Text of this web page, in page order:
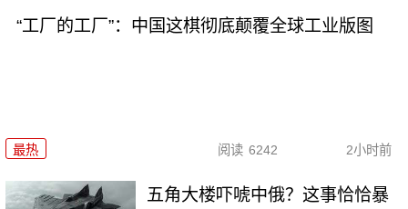
“工厂的工厂”：中国这棋彻底颠覆全球工业版图
最热 阅读 6242 2小时前
五角大楼吓唬中俄？这事恰恰暴